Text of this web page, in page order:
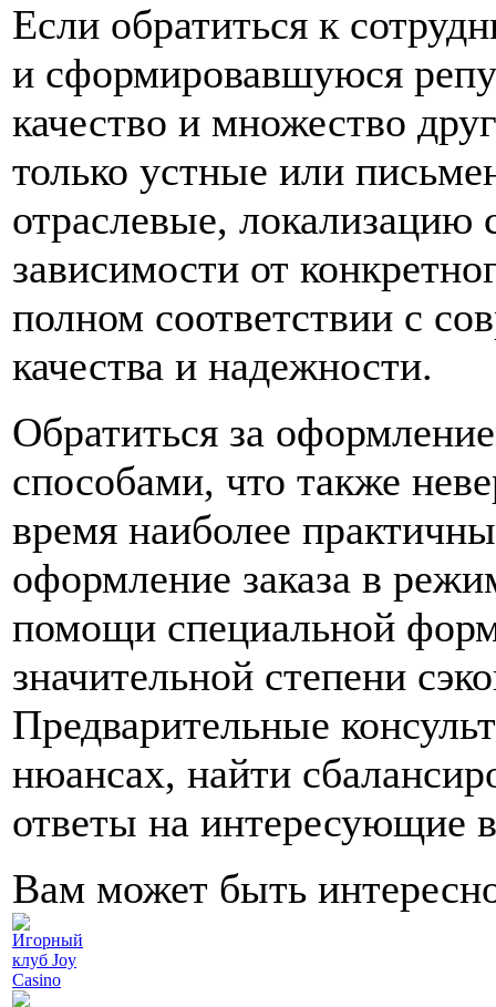
Если обратиться к
и сформировавшуюся
качество и множество
только устные или
отраслевые, локализацию
зависимости от
полном соответствии с
качества и надежности.
Обратиться за
способами, что также
время наиболее
оформление заказа в
помощи специальной
значительной степени
Предварительные
нюансах, найти
ответы на интересующие
Вам может быть
Игорный
клуб Joy
Casino